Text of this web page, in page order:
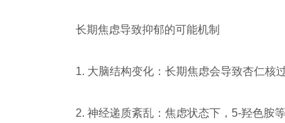
长期焦虑导致抑郁的可能机制
1. 大脑结构变化：长期焦虑会导致杏仁核
2. 神经递质紊乱：焦虑状态下，5-羟色胺